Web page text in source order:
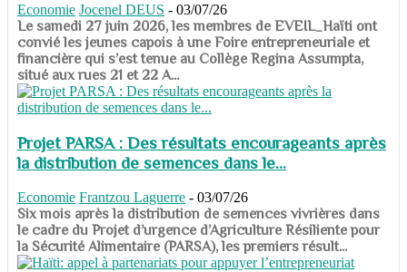
Economie Jocenel DEUS - 03/07/26
Le samedi 27 juin 2026, les membres de EVEIL_Haïti ont
convié les jeunes capois à une Foire entrepreneuriale et
financière qui s’est tenue au Collège Regina Assumpta,
situé aux rues 21 et 22 A...
Projet PARSA : Des résultats encourageants après
la distribution de semences dans le...
Economie Frantzou Laguerre - 03/07/26
​​​​​​​Six mois après la distribution de semences vivrières dans
le cadre du Projet d’urgence d’Agriculture Résiliente pour
la Sécurité Alimentaire (PARSA), les premiers résult...